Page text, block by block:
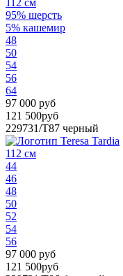
95% шерсть
5% кашемир
48
50
54
56
64
97 000 руб
121 500руб
229731/T87 черный
112 см
44
46
48
50
52
54
56
97 000 руб
121 500руб